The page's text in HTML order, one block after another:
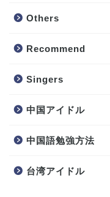
Others
Recommend
Singers
中国アイドル
中国語勉強方法
台湾アイドル